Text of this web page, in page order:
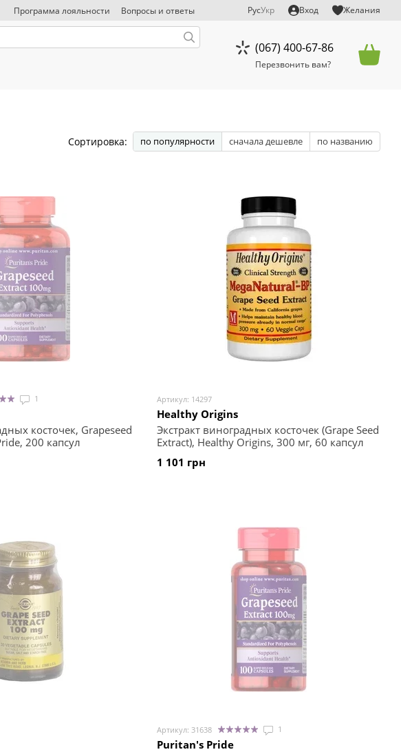
Программа лояльности
Вопросы и ответы
Отказ от ответственности
РусУкр Вход Желания
(067) 400-67-86
Перезвонить вам?
Сортировка: по популярности сначала дешевле по названию
1
косточек, Grapeseed
200 капсул
Артикул: 14297
Healthy Origins
Экстракт виноградных косточек (Grape Seed
Extract), Healthy Origins, 300 мг, 60 капсул
1 101 грн
Артикул: 31638 1
Puritan's Pride